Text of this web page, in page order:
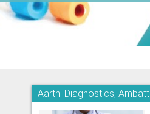
Aarthi Diagnostics,